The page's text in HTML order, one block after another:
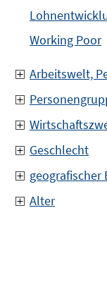
Working Poor
Arbeitswelt,
Geschlecht
geografischer
Alter